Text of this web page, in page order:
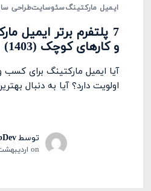
ایمیل مارکتینگسئوسایتطراحی
7 پلتفرم برتر ایمیل
و کارهای کوچک (1403)
اولویت دارد؟ آیا به دنبال
توسط
on اردیبهشت 22,